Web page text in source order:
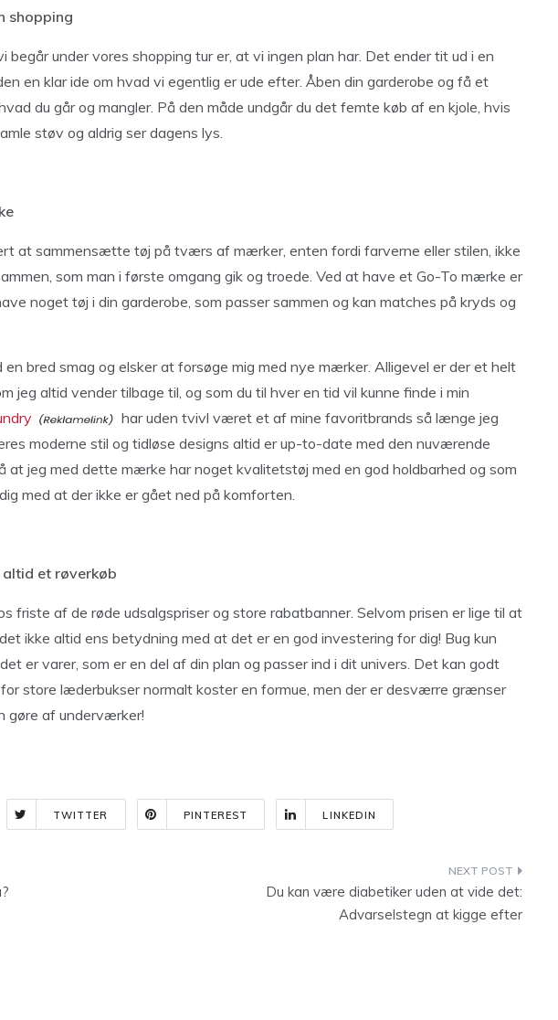
shopping
begår under vores shopping tur er, at vi ingen plan har. Det ender tit ud i en
en klar ide om hvad vi egentlig er ude efter. Åben din garderobe og få et
du går og mangler. På den måde undgår du det femte køb af en kjole, hvis
støv og aldrig ser dagens lys.
at sammensætte tøj på tværs af mærker, enten fordi farverne eller stilen, ikke
som man i første omgang gik og troede. Ved at have et Go-To mærke er
noget tøj i din garderobe, som passer sammen og kan matches på kryds og
en bred smag og elsker at forsøge mig med nye mærker. Alligevel er der et helt
jeg altid vender tilbage til, og som du til hver en tid vil kunne finde i min
har uden tvivl været et af mine favoritbrands så længe jeg
moderne stil og tidløse designs altid er up-to-date med den nuværende
at jeg med dette mærke har noget kvalitetstøj med en god holdbarhed og som
med at der ikke er gået ned på komforten.
altid et røverkøb
friste af de røde udsalgspriser og store rabatbanner. Selvom prisen er lige til at
ikke altid ens betydning med at det er en god investering for dig! Bug kun
er varer, som er en del af din plan og passer ind i dit univers. Det kan godt
store læderbukser normalt koster en formue, men der er desværre grænser
gøre af underværker!
TWITTER PINTEREST LINKEDIN
Du kan være diabetiker uden at vide det:
Advarselstegn at kigge efter